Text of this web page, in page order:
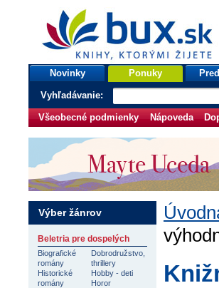
bux.sk
knihy, ktorými žijete
Úvodná stránka
Novinky Ponuky
Vyhľadávanie:
Všeobecné podmienky Nápoveda
Výber žánrov
Beletria pre dospelých
Biografické
romány
Dobrodružstvo,
thrillery
Historické
romány
Hobby - deti
Horor